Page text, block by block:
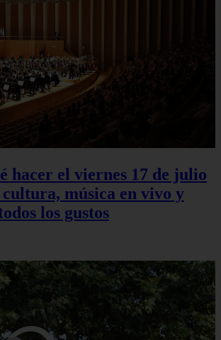
hacer el viernes 17 de julio
música en vivo y
los gustos